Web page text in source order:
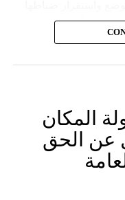
عدداً من القتلى
المكان
عن الحق